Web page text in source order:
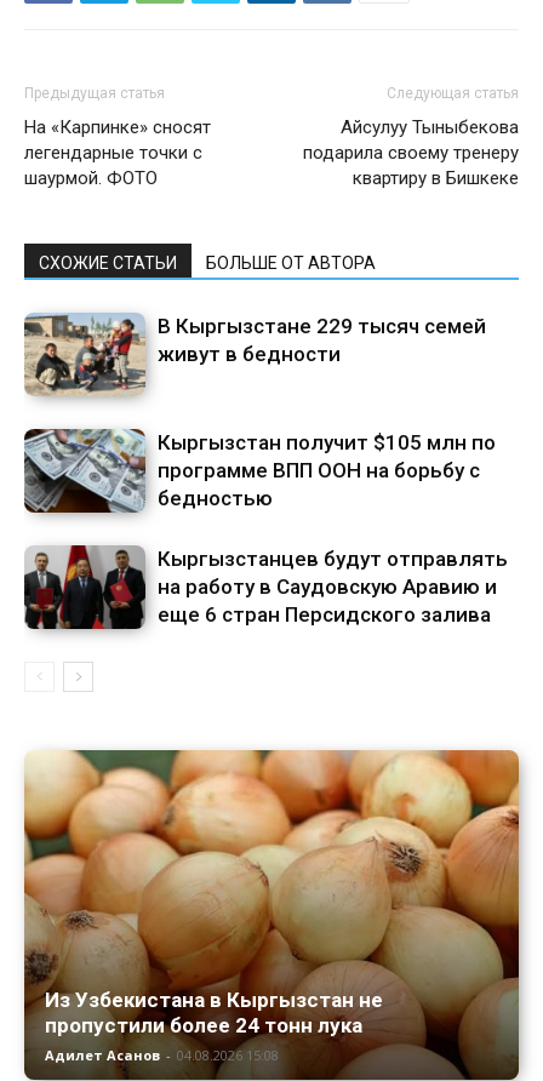
Предыдущая статья
На «Карпинке» сносят
легендарные точки с
шаурмой. ФОТО
Следующая статья
Айсулуу Тыныбекова
подарила своему тренеру
квартиру в Бишкеке
СХОЖИЕ СТАТЬИ БОЛЬШЕ ОТ АВТОРА
В Кыргызстане 229 тысяч семей
живут в бедности
Кыргызстан получит $105 млн по
программе ВПП ООН на борьбу с
бедностью
Кыргызстанцев будут отправлять
на работу в Саудовскую Аравию и
еще 6 стран Персидского залива
Из Узбекистана в Кыргызстан не
пропустили более 24 тонн лука
Адилет Асанов - 04.08.2026 15:08